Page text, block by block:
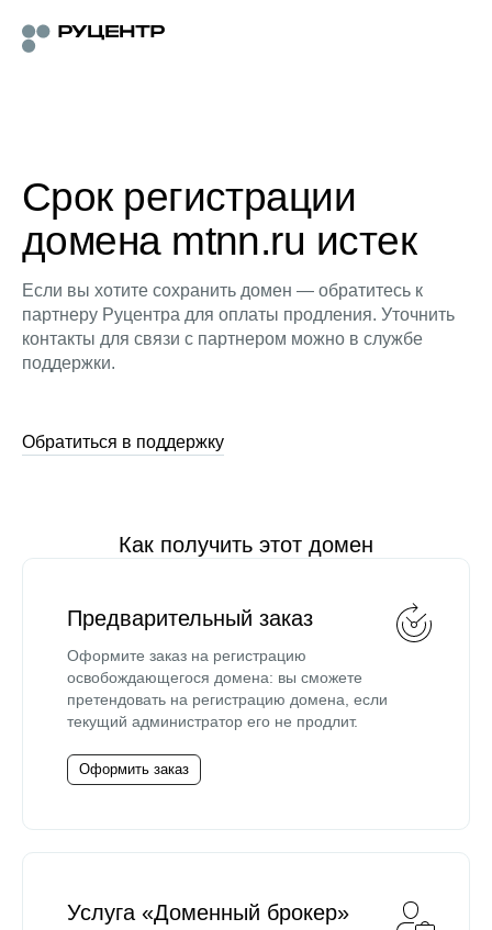
Срок регистрации
домена mtnn.ru истек
Если вы хотите сохранить домен — обратитесь к
партнеру Руцентра для оплаты продления. Уточнить
контакты для связи с партнером можно в службе
поддержки.
Обратиться в поддержку
Как получить этот домен
Предварительный заказ
Оформите заказ на регистрацию
освобождающегося домена: вы сможете
претендовать на регистрацию домена, если
текущий администратор его не продлит.
Оформить заказ
Услуга «Доменный брокер»